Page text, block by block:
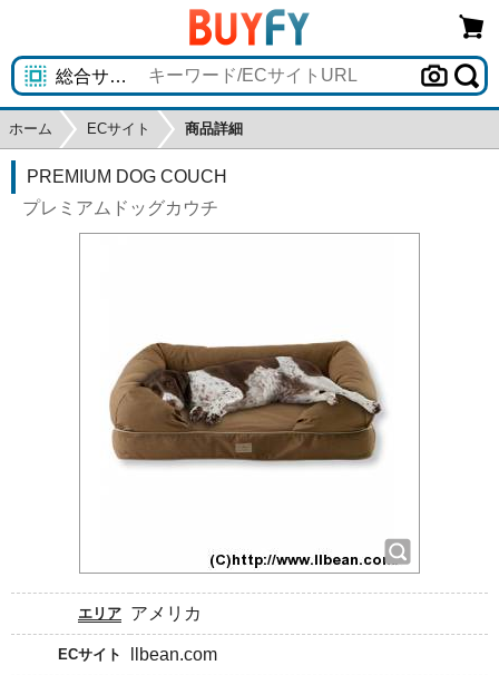
ホーム ECサイト 商品詳細
PREMIUM DOG COUCH
プレミアムドッグカウチ
エリア アメリカ
ECサイト llbean.com